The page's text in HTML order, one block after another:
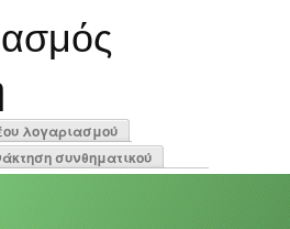
καρτέλες
λογαριασμού
συνθηματικού